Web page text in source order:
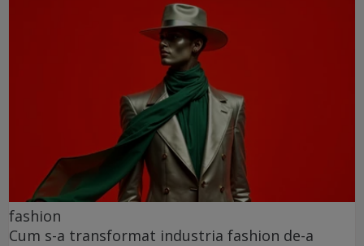
fashion
Cum s-a transformat industria fashion de-a